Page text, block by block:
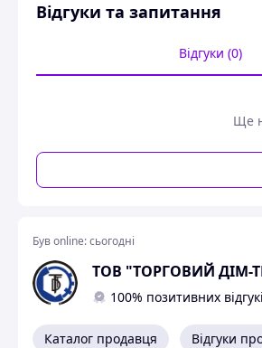
Відгуки та запитання
Відгуки (0)
Ще
Був online:сьогодні
ТОВ "ТОРГОВИЙ ДІМ-
100% позитивних
Каталог продавця Відгуки